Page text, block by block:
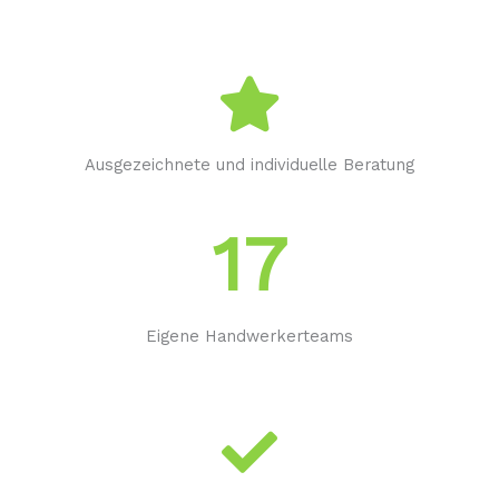
Ausgezeichnete und individuelle Beratung
17
Eigene Handwerkerteams